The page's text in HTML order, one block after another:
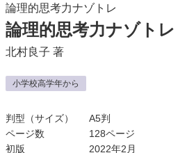
論理的思考力ナゾトレ
論理的思考力ナゾト
北村良子 著
小学校高学年から
判型（サイズ）
A5判
ページ数
128ページ
初版
2022年2月